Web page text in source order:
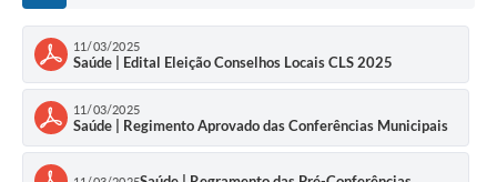
11/03/2025
Saúde | Edital Eleição Conselhos Locais CLS 2025
11/03/2025
Saúde | Regimento Aprovado das Conferências Municipais